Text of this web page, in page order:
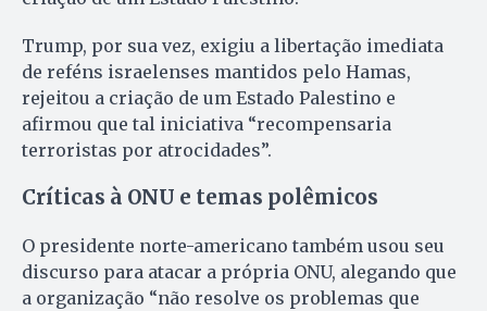
Trump, por sua vez, exigiu a libertação imediata
de reféns israelenses mantidos pelo Hamas,
rejeitou a criação de um Estado Palestino e
afirmou que tal iniciativa “recompensaria
terroristas por atrocidades”.
Críticas à ONU e temas polêmicos
O presidente norte-americano também usou seu
discurso para atacar a própria ONU, alegando que
a organização “não resolve os problemas que